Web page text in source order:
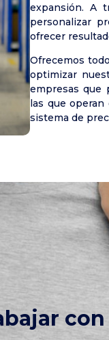
expansión. A
personalizar
ofrecer
Ofrecemos
optimizar
empresas que
las que operan
sistema de